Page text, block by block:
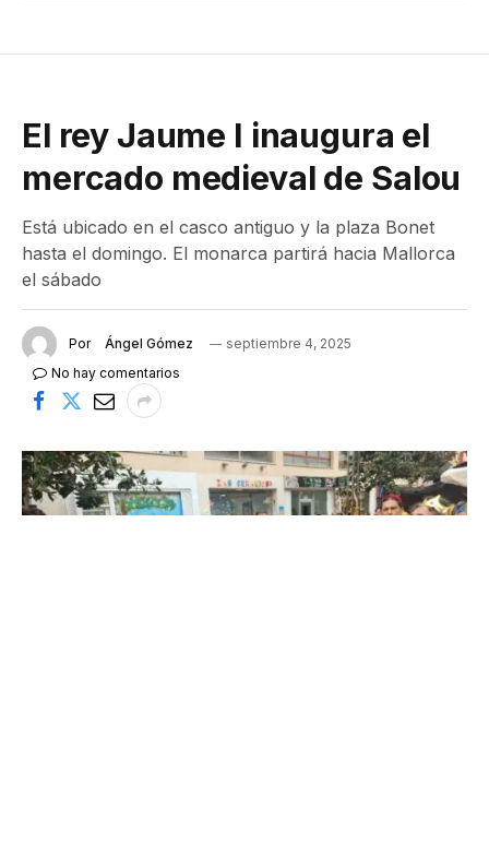
El rey Jaume I inaugura el
mercado medieval de Salou
Está ubicado en el casco antiguo y la plaza Bonet
hasta el domingo. El monarca partirá hacia Mallorca
el sábado
Por Ángel Gómez
septiembre 4, 2025
No hay comentarios